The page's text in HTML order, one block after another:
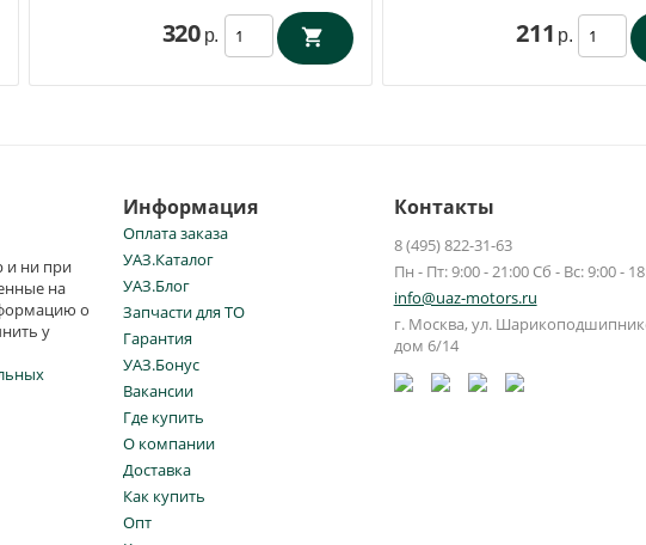
320 р. 211 р.
и ни при
на
о
у
Информация
Оплата заказа
УАЗ.Каталог
УАЗ.Блог
Запчасти для ТО
Гарантия
УАЗ.Бонус
Вакансии
Где купить
О компании
Доставка
Как купить
Опт
Контакты
8 (495) 822-31-63
Пн - Пт: 9:00 - 21:00 Сб - Вс: 9:00 -
info@uaz-motors.ru
г. Москва, ул.
дом 6/14